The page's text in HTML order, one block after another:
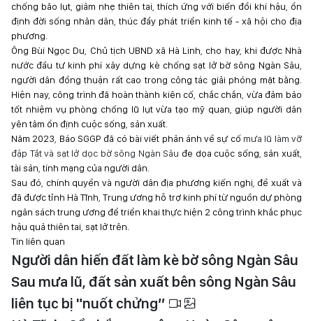
chống bão lụt, giảm nhẹ thiên tai, thích ứng với biến đổi khí hậu, ổn
định đời sống nhân dân, thúc đẩy phát triển kinh tế - xã hội cho địa
phương.
Ông Bùi Ngọc Du, Chủ tịch UBND xã Hà Linh, cho hay, khi được Nhà
nước đầu tư kinh phí xây dựng kè chống sạt lở bờ sông Ngàn Sâu,
người dân đồng thuận rất cao trong công tác giải phóng mặt bằng.
Hiện nay, công trình đã hoàn thành kiên cố, chắc chắn, vừa đảm bảo
tốt nhiệm vụ phòng chống lũ lụt vừa tạo mỹ quan, giúp người dân
yên tâm ổn định cuộc sống, sản xuất.
Năm 2023, Báo SGGP đã có bài viết phản ánh về sự cố mưa lũ làm vỡ
đập Tắt và sạt lở dọc bờ sông Ngàn Sâu đe dọa cuộc sống, sản xuất,
tài sản, tính mạng của người dân.
Sau đó, chính quyền và người dân địa phương kiến nghị, đề xuất và
đã được tỉnh Hà Tĩnh, Trung ương hỗ trợ kinh phí từ nguồn dự phòng
ngân sách trung ương để triển khai thực hiện 2 công trình khắc phục
hậu quả thiên tai, sạt lở trên.
Tin liên quan
Người dân hiến đất làm kè bờ sông Ngàn Sâu
Sau mưa lũ, đất sản xuất bên sông Ngàn Sâu
liên tục bị "nuốt chửng”